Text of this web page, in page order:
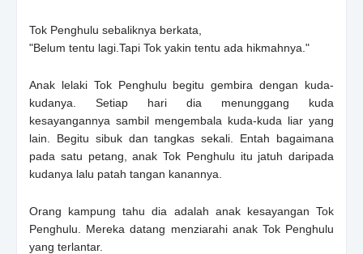
Tok Penghulu sebaliknya berkata,
"Belum tentu lagi.Tapi Tok yakin tentu ada hikmahnya."
Anak lelaki Tok Penghulu begitu gembira dengan kuda-
kudanya. Setiap hari dia menunggang kuda
kesayangannya sambil mengembala kuda-kuda liar yang
lain. Begitu sibuk dan tangkas sekali. Entah bagaimana
pada satu petang, anak Tok Penghulu itu jatuh daripada
kudanya lalu patah tangan kanannya.
Orang kampung tahu dia adalah anak kesayangan Tok
Penghulu. Mereka datang menziarahi anak Tok Penghulu
yang terlantar.